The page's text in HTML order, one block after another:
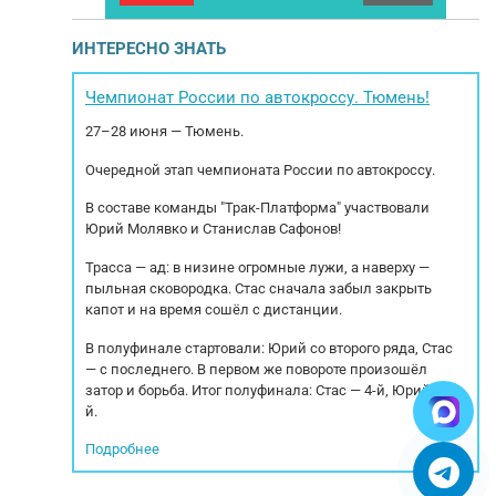
км.
юридической чистоты. Возможно оформление
в лизинг. Технические характеристики: Объем
ковша: 1,4 м³ Длина стрелы: 6000 мм Длина
ИНТЕРЕСНО ЗНАТЬ
Чемпионат России по автокроссу. Тюмень!
27–28 июня — Тюмень.
Очередной этап чемпионата России по автокроссу.
В составе команды "Трак-Платформа" участвовали
Юрий Молявко и Станислав Сафонов!
Трасса — ад: в низине огромные лужи, а наверху —
пыльная сковородка. Стас сначала забыл закрыть
капот и на время сошёл с дистанции.
В полуфинале стартовали: Юрий со второго ряда, Стас
— с последнего. В первом же повороте произошёл
затор и борьба. Итог полуфинала: Стас — 4-й, Юрий — 5-
й.
Подробнее